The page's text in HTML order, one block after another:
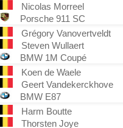
Nicolas Morreel
Porsche 911 SC
Grégory Vanovertveldt
Steven Wullaert
BMW 1M Coupé
Koen de Waele
Geert Vandekerckhove
BMW E87
Harm Boutte
Thorsten Joye